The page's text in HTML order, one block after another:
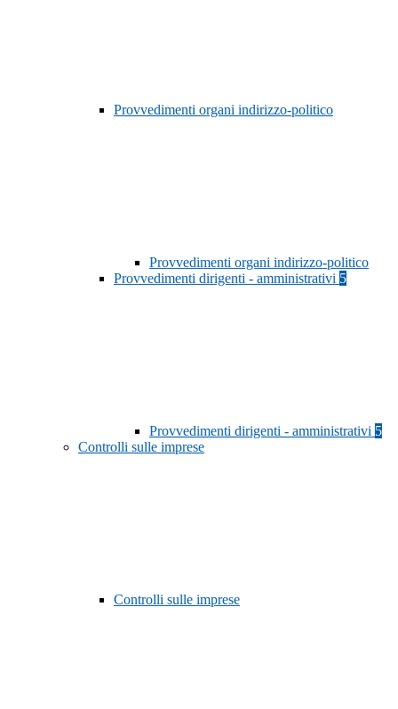
Provvedimenti organi indirizzo-politico
Provvedimenti organi indirizzo-politico
Provvedimenti dirigenti - amministrativi 5
Provvedimenti dirigenti - amministrativi 5
Controlli sulle imprese
Controlli sulle imprese